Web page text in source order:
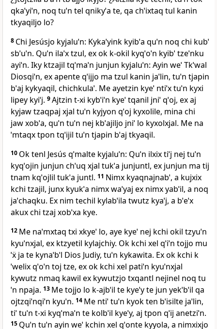
qkaˈyiˈn, noq tuˈn tel qnikyˈa te, qa chˈixtaq tul kanin
tkyaqiljo lo?
8 Chi Jesúsjo kyjaluˈn: Kykaˈyink kyibˈa quˈn noq chi kubˈ
sbˈuˈn. Quˈn ilaˈx tzul, ex ok k‑okil kyqˈoˈn kyibˈ tzeˈnku
ayiˈn. Iky ktzajil tqˈmaˈn junjun kyjaluˈn: Ayin weˈ Tkˈwal
Diosqiˈn, ex apente qˈijjo ma tzul kanin jaˈlin, tuˈn tjapin
bˈaj kykyaqil, chichkulaˈ. Me ayetzin kyeˈ ntiˈx tuˈn kyxi
lipey kyiˈj. 9Ajtzin t‑xi kybˈiˈn kyeˈ tqanil jniˈ qˈoj, ex aj
kyjaw tzaqpaj xjal tuˈn kyjyon qˈoj kyxolile, mina chi
jaw xobˈa, quˈn tuˈn nej kbˈajiljo jniˈ lo kyxolxjal. Me na
ˈmtaqx tpon tqˈijil tuˈn tjapin bˈaj tkyaqil.
10 Ok tenl Jesús qˈmalte kyjaluˈn: Quˈn ilxix tiˈj nej tuˈn
kyqˈojin junjun chˈuq xjal tukˈa junjuntl, ex junjun ma tij
tnam kqˈojlil tukˈa juntl. 11 Nimx kyaqnajnabˈ, a kujxix
kchi tzajil, junx kyukˈa nimx waˈyaj ex nimx yabˈil, a noq
jaˈchaqku. Ex nim techil kylabˈila twutz kyaˈj, a bˈeˈx
akux chi tzaj xobˈxa kye.
12 Me naˈmxtaq txi xkyeˈ lo, aye kyeˈ nej kchi okil tzyuˈn
kyuˈnxjal, ex ktzyetil kylajchiy. Ok kchi xel qˈiˈn tojjo mu
ˈẍ ja te kynaˈbˈl Dios Judiy, tuˈn kykawita. Ex ok kchi k
ˈwelix qˈoˈn toj tze, ex ok kchi xel patiˈn kyuˈnxjal
kywutz nmaq kawil ex kywutzjo txqantl nejinel noq tu
ˈn npaja. 13 Me tojjo lo k‑ajbˈil te kyeˈy te jun yekˈbˈil qa
ojtzqiˈnqiˈn kyuˈn. 14 Me ntiˈ tuˈn kyok ten bˈisilte jaˈlin,
tiˈ tuˈn t‑xi kyqˈmaˈn te kolbˈil kyeˈy, aj tpon qˈij anetziˈn.
15 Quˈn tuˈn ayin weˈ kchin xel qˈonte kyyola, a nimxixjo